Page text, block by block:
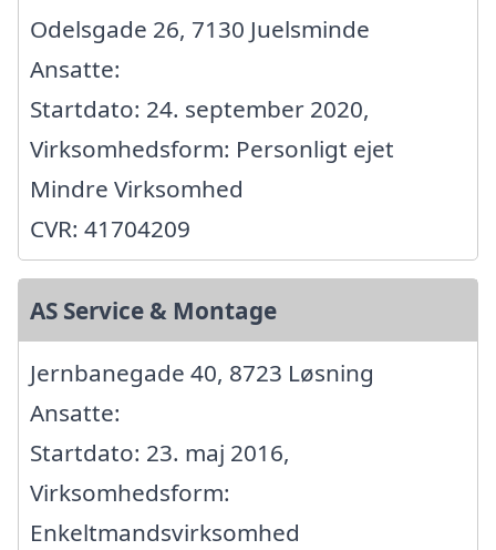
Odelsgade 26, 7130 Juelsminde
Ansatte:
Startdato: 24. september 2020,
Virksomhedsform: Personligt ejet
Mindre Virksomhed
CVR: 41704209
AS Service & Montage
Jernbanegade 40, 8723 Løsning
Ansatte:
Startdato: 23. maj 2016,
Virksomhedsform:
Enkeltmandsvirksomhed